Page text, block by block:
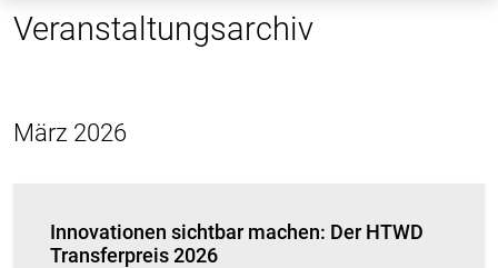
Veranstaltungsarchiv
März 2026
Innovationen sichtbar machen: Der HTWD
Transferpreis 2026